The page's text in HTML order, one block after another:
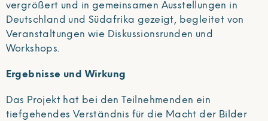
vergrößert und in gemeinsamen Ausstellungen in
Deutschland und Südafrika gezeigt, begleitet von
Veranstaltungen wie Diskussionsrunden und
Workshops.
Ergebnisse und Wirkung
Das Projekt hat bei den Teilnehmenden ein
tiefgehendes Verständnis für die Macht der Bilder